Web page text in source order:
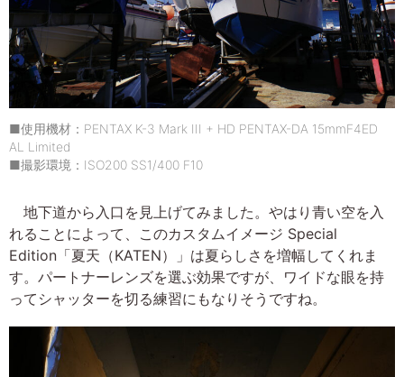
■使用機材：PENTAX K-3 Mark III + HD PENTAX-DA 15mmF4ED
AL Limited
■撮影環境：ISO200 SS1/400 F10
地下道から入口を見上げてみました。やはり青い空を入
れることによって、このカスタムイメージ Special
Edition「夏天（KATEN）」は夏らしさを増幅してくれま
す。パートナーレンズを選ぶ効果ですが、ワイドな眼を持
ってシャッターを切る練習にもなりそうですね。